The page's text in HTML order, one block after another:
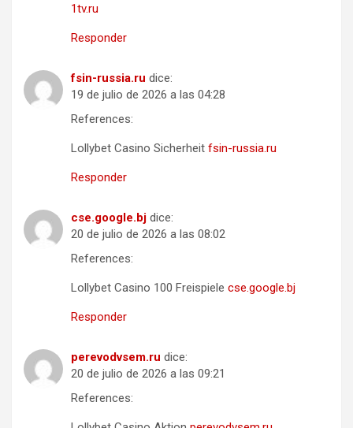
1tv.ru
Responder
fsin-russia.ru dice:
19 de julio de 2026 a las 04:28
References:
Lollybet Casino Sicherheit fsin-russia.ru
Responder
cse.google.bj dice:
20 de julio de 2026 a las 08:02
References:
Lollybet Casino 100 Freispiele cse.google.bj
Responder
perevodvsem.ru dice:
20 de julio de 2026 a las 09:21
References: